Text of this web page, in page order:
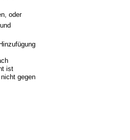
oder
ist
gegen